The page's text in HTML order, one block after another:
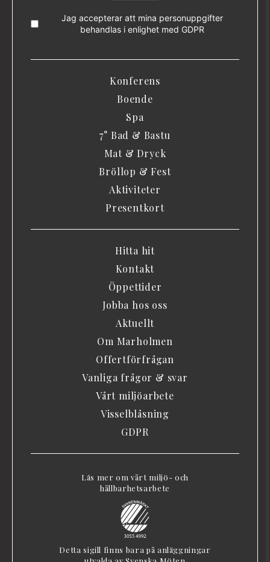
Jag accepterar att mina personuppgifter
behandlas i enlighet med GDPR
Konferens
Boende
Spa
7° Bad & Bastu
Mat & Dryck
Bröllop & Fest
Aktiviteter
Presentkort
Hitta hit
Kontakt
Öppettider
Jobba hos oss
Aktuellt
Om Marholmen
Offertförfrågan
Vanliga frågor & svar
Vårt miljöarbete
Visselblåsning
GDPR
Läs mer om vårt miljö- och
hållbarhetsarbete
Detta sigill finns bara på anläggningar